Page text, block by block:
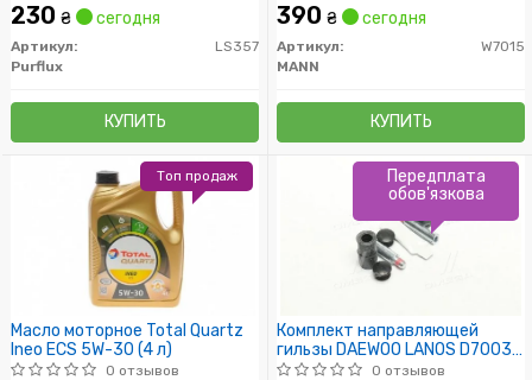
230 ₴ сегодня
Артикул:
LS357
Purflux
КУПИТЬ
390 ₴ сегодня
Артикул:
W7015
MANN
КУПИТЬ
Масло моторное Total Quartz
Ineo ECS 5W-30 (4 л)
0 отзывов
Топ продаж
Комплект направляющей
гильзы DAEWOO LANOS D7003C
(пр-во ERT)
0 отзывов
Передплата
обов'язкова